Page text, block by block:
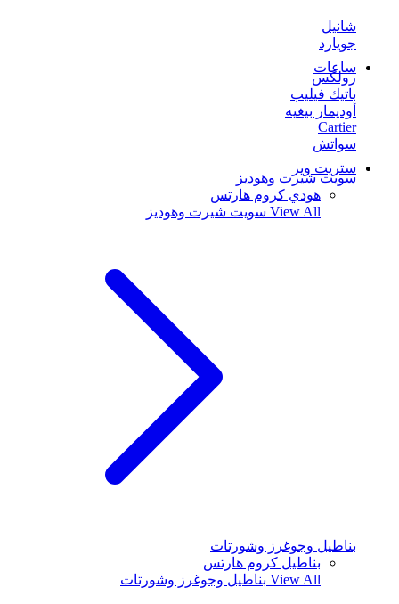
شانيل
جويارد
ساعات
رولكس
باتيك فيليب
أوديمار بيغيه
Cartier
سواتش
ستريت وير
سويت شيرت وهوديز
هودي كروم هارتس
View All سويت شيرت وهوديز
بناطيل وجوغرز وشورتات
بناطيل كروم هارتس
View All بناطيل وجوغرز وشورتات